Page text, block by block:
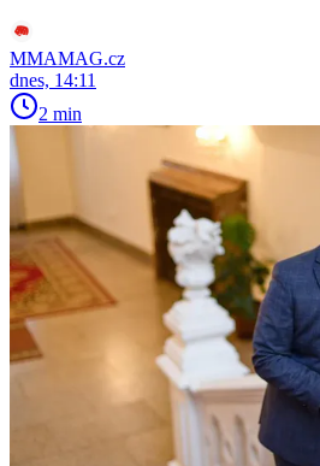
MMAMAG.cz
dnes, 14:11
2 min